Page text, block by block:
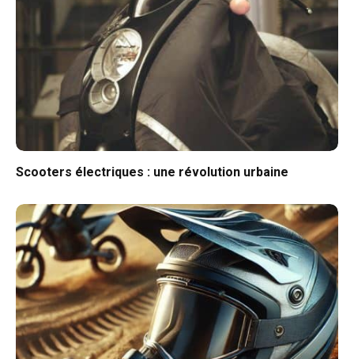
Scooters électriques : une révolution urbaine